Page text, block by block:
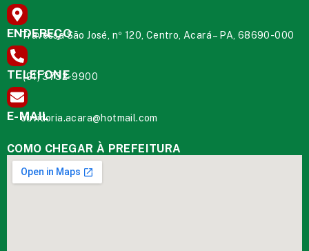
ENDEREÇO
Travessa São José, nº 120, Centro, Acará – PA, 68690-000
TELEFONE
(91) 3732-9900
E-MAIL
ouvidoria.acara@hotmail.com
COMO CHEGAR À PREFEITURA